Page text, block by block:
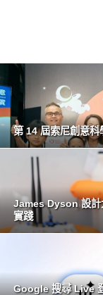
第 14 屆索尼創意
James Dyson 設計
實踐
Google 搜尋 Live